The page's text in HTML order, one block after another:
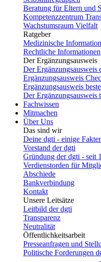
Beratung für Eltern und
Kompetenzzentrum
Wachstumsraum Vielfalt
Ratgeber
Medizinische
Rechtliche Informationen
Der Ergänzungsausweis
Der Ergänzungsausweis
Ergänzungsausweis
Ergänzungsausweis
Der Ergänzungsausweis
Fachwissen
Mitmachen
Über Uns
Das sind wir
Deine dgti - einige
Vorstand der dgti
Gründung der dgti - seit
Verdienstorden für
Abschiede
Bankverbindung
Kontakt
Unsere Leitsätze
Leitbild der dgti
Transparenz
Neutralität
Öffentlichkeitsarbeit
Presseanfragen und
Politische Forderungen